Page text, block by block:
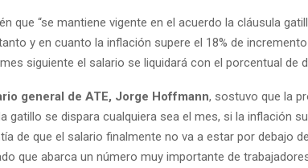
que “se mantiene vigente en el acuerdo la cláusula
y en cuanto la inflación supere el 18% de
siguiente el salario se liquidará con el porcentual de
general de ATE, Jorge Hoffmann, sostuvo que la
gatillo se dispara cualquiera sea el mes, si la inflación
de que el salario finalmente no va a estar por debajo
que abarca un número muy importante de